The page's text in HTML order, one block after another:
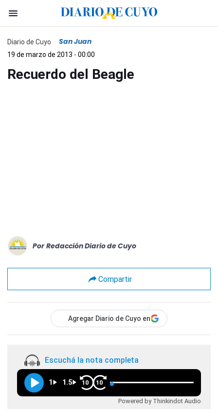
Diario de Cuyo San Juan
19 de marzo de 2013 - 00:00
Recuerdo del Beagle
Por Redacción Diario de Cuyo
Compartir
Agregar Diario de Cuyo en
Escuchá la nota completa
1 1.5 10 10
Powered by Thinkindot Audio